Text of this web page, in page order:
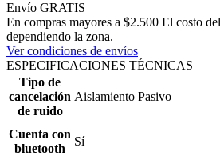
Envío GRATIS
En compras mayores a $2.500 El costo
dependiendo la zona.
Ver condiciones de envíos
ESPECIFICACIONES TÉCNICAS
Tipo de
cancelación
de ruido
Aislamiento Pasivo
Cuenta con
bluetooth
Sí